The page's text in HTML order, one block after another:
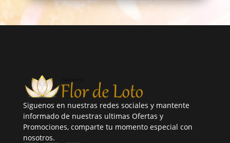
Siguenos en nuestras redes sociales y mantente
informado de nuestras ultimas Ofertas y
Promociones, comparte tu momento especial con
nosotros.